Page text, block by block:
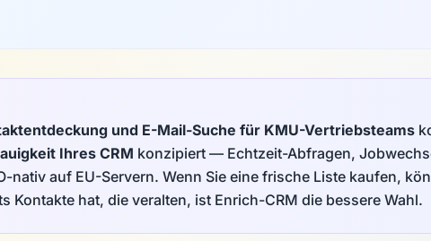
und E-Mail-Suche für KMU-Vertriebsteams
Ihres CRM konzipiert — Echtzeit-Abfragen,
nativ auf EU-Servern. Wenn Sie eine frische Liste kaufen,
Kontakte hat, die veralten, ist Enrich-CRM die bessere Wahl.